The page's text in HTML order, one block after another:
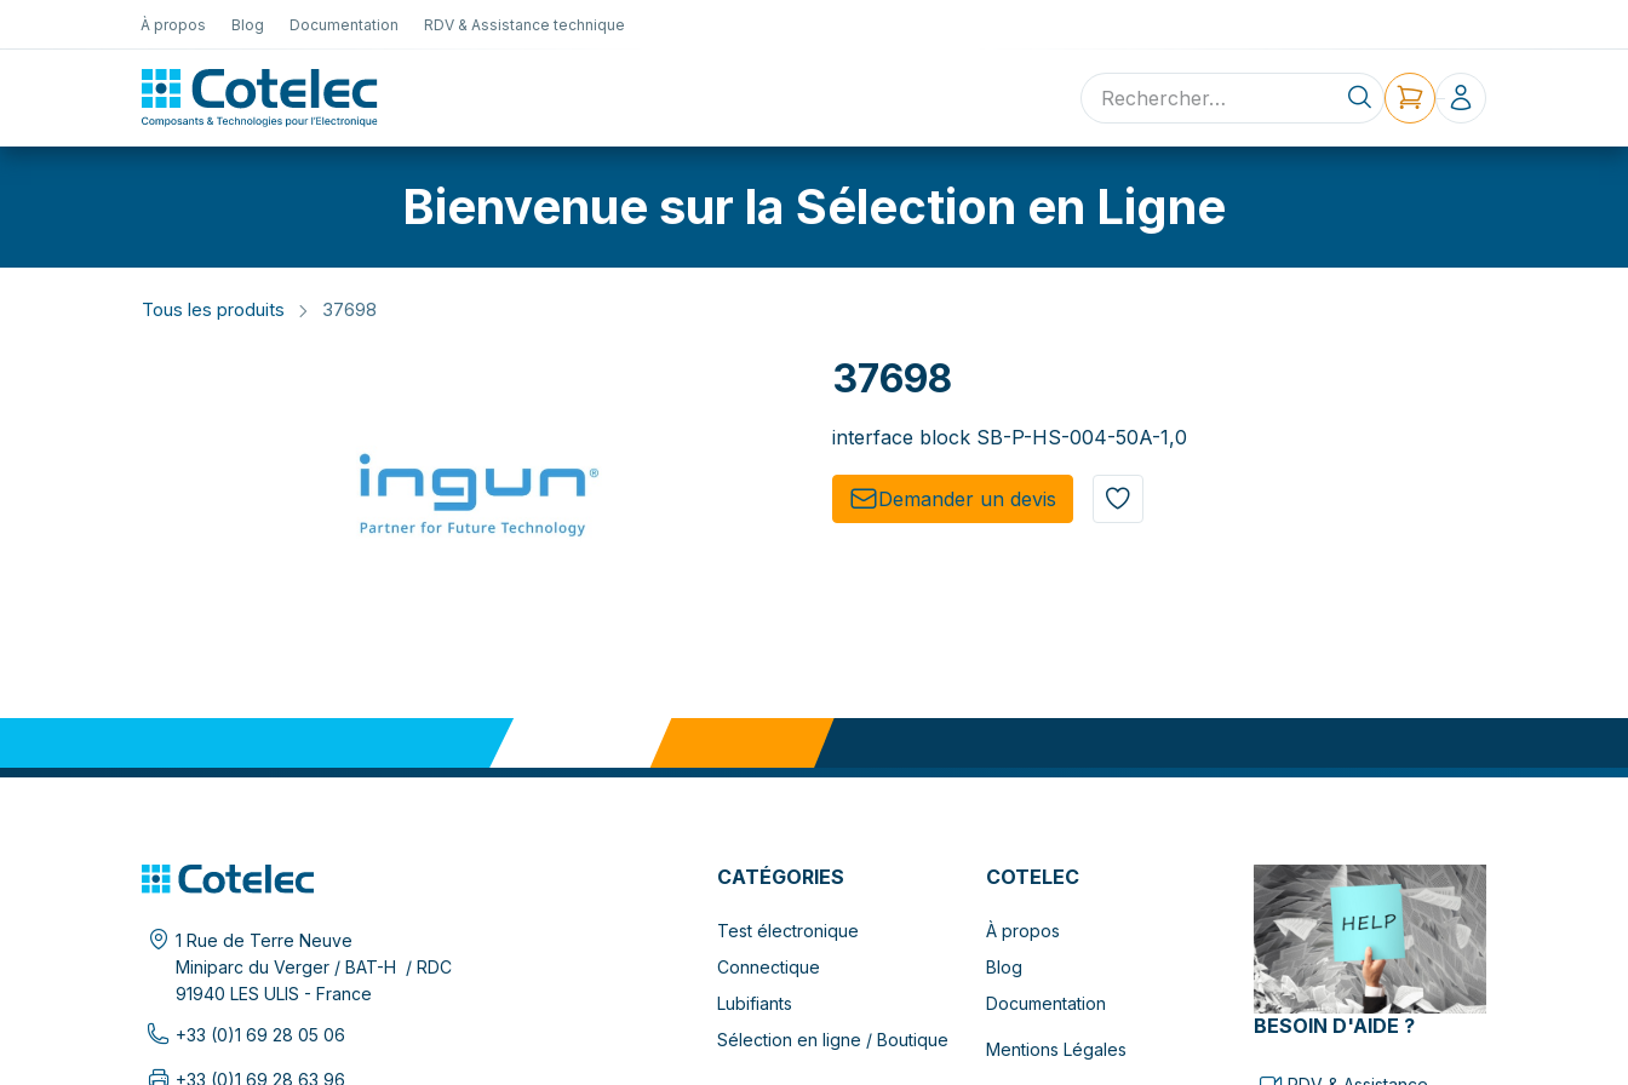
À propos Blog Documentation RDV & Assistance technique
Sélection en ligne Contact
Bienvenue sur la Sélection en Ligne
Tous les produits 37698
37698
interface block SB-P-HS-004-50A-1,0
Demander un de​​vis​​
1 Rue de Terre Neuve
Miniparc du Verger / BAT-H / RDC
91940 LES ULIS - France
+33 (0)1 69 28 05 06
+33 (0)1 69 28 63 96
CATÉGORIES
Test électronique
Connectique
Lubifiants
Sélection en ligne / Boutique
COTELEC
À propos
Blog
Documentation
Mentions Légales
BESOIN D'AIDE ?